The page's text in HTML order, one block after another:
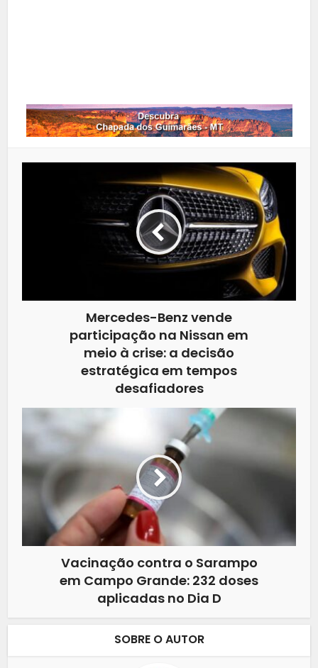
Mercedes-Benz vende
participação na Nissan em
meio à crise: a decisão
estratégica em tempos
desafiadores
Vacinação contra o Sarampo
em Campo Grande: 232 doses
aplicadas no Dia D
SOBRE O AUTOR